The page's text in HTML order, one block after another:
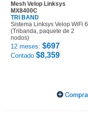
Mesh Velop Linksys
MX8400C
TRI BAND
Sistema Linksys Velop WiFi 6
(Tribanda, paquete de 2
nodos)
12 meses: $697
Contado $8,359